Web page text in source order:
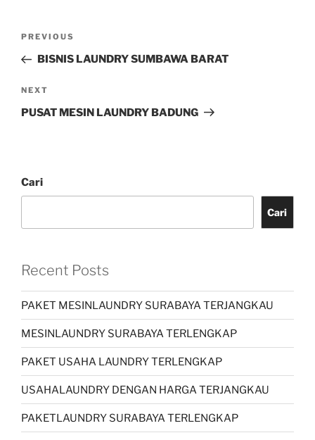
PREVIOUS
BISNIS LAUNDRY SUMBAWA BARAT
NEXT
PUSAT MESIN LAUNDRY BADUNG
Cari
Cari
Recent Posts
PAKET MESINLAUNDRY SURABAYA TERJANGKAU
MESINLAUNDRY SURABAYA TERLENGKAP
PAKET USAHA LAUNDRY TERLENGKAP
USAHALAUNDRY DENGAN HARGA TERJANGKAU
PAKETLAUNDRY SURABAYA TERLENGKAP